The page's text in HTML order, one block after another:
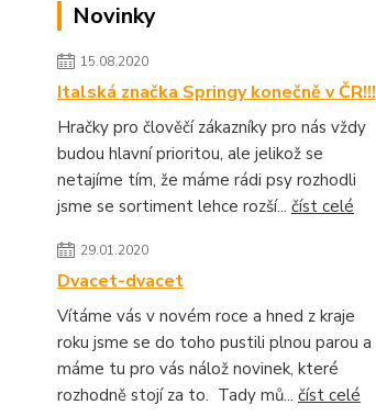
Novinky
15.08.2020
Italská značka Springy konečně v ČR!!!
Hračky pro člověčí zákazníky pro nás vždy
budou hlavní prioritou, ale jelikož se
netajíme tím, že máme rádi psy rozhodli
jsme se sortiment lehce rozší... číst celé
29.01.2020
Dvacet-dvacet
Vítáme vás v novém roce a hned z kraje
roku jsme se do toho pustili plnou parou a
máme tu pro vás nálož novinek, které
rozhodně stojí za to. Tady mů... číst celé